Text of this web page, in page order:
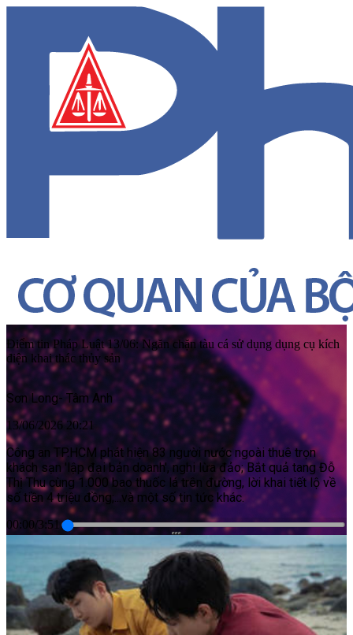
Điểm tin Pháp Luật 13/06: Ngăn chặn tàu cá sử dụng dụng cụ kích
điện khai thác thủy sản
Sơn Long- Tâm Anh
13/06/2026 20:21
Công an TP.HCM phát hiện 83 người nước ngoài thuê trọn
khách sạn 'lập đại bản doanh', nghi lừa đảo; Bắt quả tang Đỗ
Thị Thu cùng 1.000 bao thuốc lá trên đường, lời khai tiết lộ về
số tiền 4 triệu đồng;...và một số tin tức khác.
00:00/3:51